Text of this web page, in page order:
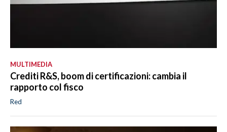
MULTIMEDIA
Crediti R&S, boom di certificazioni: cambia il
rapporto col fisco
Red